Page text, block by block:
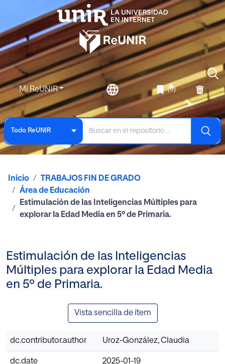
Mi ReUNIR (0)
Todo ReUNIR
Inicio
TRABAJOS FIN DE GRADO
Área de Educación
Estimulación de las Inteligencias Múltiples para
explorar la Edad Media en 5º de Primaria.
Estimulación de las Inteligencias
Múltiples para explorar la Edad Media
en 5º de Primaria.
Vista sencilla de ítem
dc.contributor.author Uroz-González, Claudia
dc.date 2025-01-19